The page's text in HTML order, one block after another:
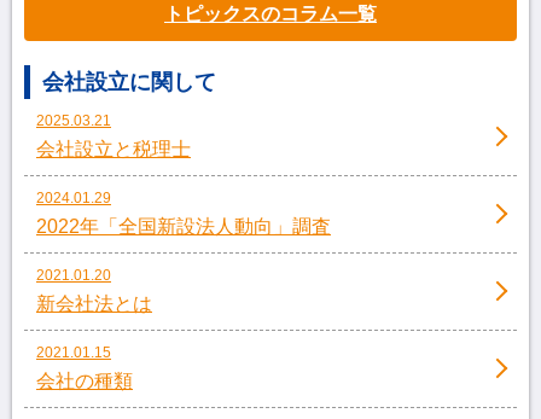
トピックスのコラム一覧
会社設立に関して
2025.03.21
会社設立と税理士
2024.01.29
2022年「全国新設法人動向」調査
2021.01.20
新会社法とは
2021.01.15
会社の種類